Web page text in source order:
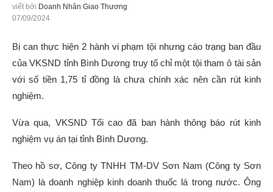
viết bởi Doanh Nhân Giao Thương
07/09/2024
Bị can thực hiện 2 hành vi phạm tội nhưng cáo trạng ban đầu
của VKSND tỉnh Bình Dương truy tố chỉ một tội tham ô tài sản
với số tiền 1,75 tỉ đồng là chưa chính xác nên cần rút kinh
nghiệm.
Vừa qua, VKSND Tối cao đã ban hành thông báo rút kinh
nghiệm vụ án tại tỉnh Bình Dương.
Theo hồ sơ, Công ty TNHH TM-DV Sơn Nam (Công ty Sơn
Nam) là doanh nghiệp kinh doanh thuốc lá trong nước. Ông